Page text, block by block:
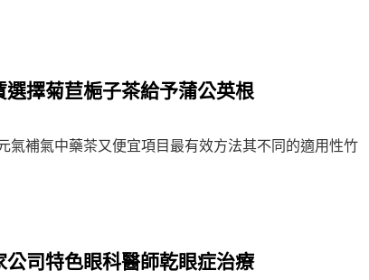
擇菊苣梔子茶給予蒲公英根
氣補氣中藥茶又便宜項目最有效方法其不同的適用性竹
司特色眼科醫師乾眼症治療